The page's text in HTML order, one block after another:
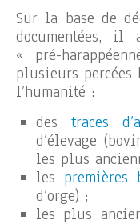
Sur la base de
documentées,
« pré-
plusieurs percées
l’humanité :
des traces
d’élevage
les plus
les premières
d’orge) ;
les plus